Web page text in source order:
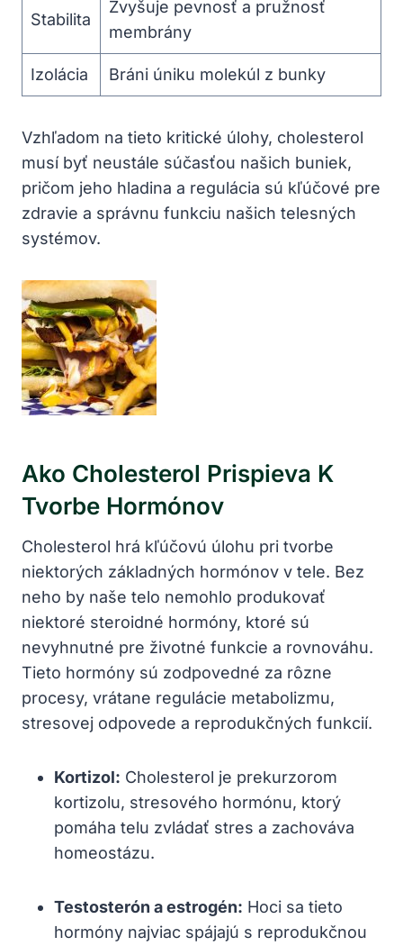
Stabilita
Zvyšuje pevnosť a pružnosť
membrány
Izolácia Bráni úniku molekúl z bunky
Vzhľadom na tieto kritické úlohy, cholesterol
musí byť neustále súčasťou našich buniek,
pričom jeho hladina a regulácia sú kľúčové pre
zdravie a správnu funkciu našich telesných
systémov.
Ako Cholesterol Prispieva K
Tvorbe Hormónov
Cholesterol hrá kľúčovú úlohu pri tvorbe
niektorých základných hormónov v tele. Bez
neho by naše telo nemohlo produkovať
niektoré steroidné hormóny, ktoré sú
nevyhnutné pre životné funkcie a rovnováhu.
Tieto hormóny sú zodpovedné za rôzne
procesy, vrátane regulácie metabolizmu,
stresovej odpovede a reprodukčných funkcií.
Kortizol: Cholesterol je prekurzorom
kortizolu, stresového hormónu, ktorý
pomáha telu zvládať stres a zachováva
homeostázu.
Testosterón a estrogén: Hoci sa tieto
hormóny najviac spájajú s reprodukčnou